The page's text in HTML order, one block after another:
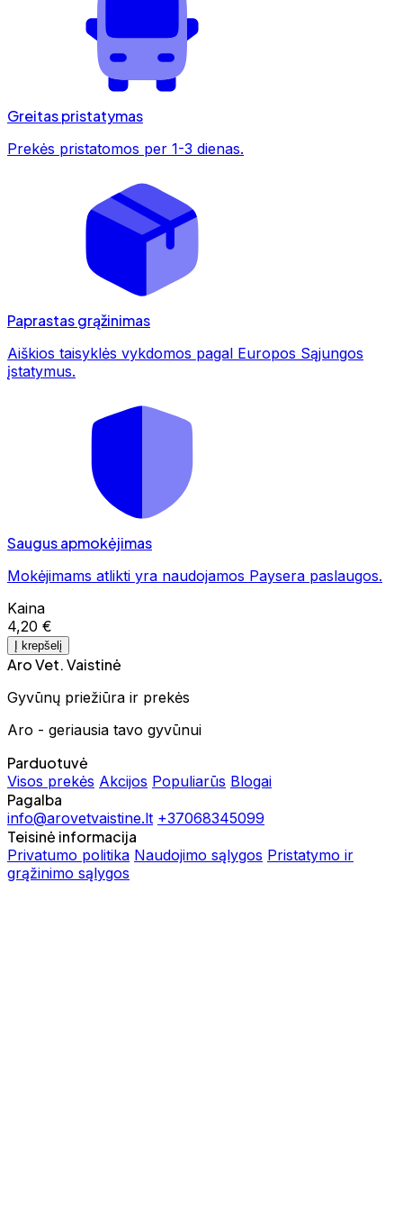
Greitas pristatymas
Prekės pristatomos per 1-3 dienas.
Paprastas grąžinimas
Aiškios taisyklės vykdomos pagal Europos Sąjungos
įstatymus.
Saugus apmokėjimas
Mokėjimams atlikti yra naudojamos Paysera paslaugos.
Kaina
4,20 €
Į krepšelį
Aro Vet. Vaistinė
Gyvūnų priežiūra ir prekės
Aro - geriausia tavo gyvūnui
Parduotuvė
Visos prekės Akcijos Populiarūs Blogai
Pagalba
info@arovetvaistine.lt +37068345099
Teisinė informacija
Privatumo politika Naudojimo sąlygos Pristatymo ir
grąžinimo sąlygos